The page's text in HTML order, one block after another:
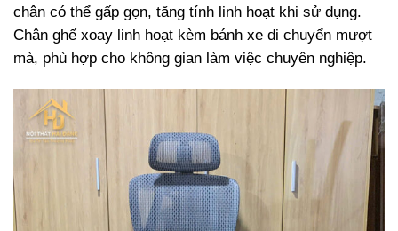
chân có thể gấp gọn, tăng tính linh hoạt khi sử dụng.
Chân ghế xoay linh hoạt kèm bánh xe di chuyển mượt
mà, phù hợp cho không gian làm việc chuyên nghiệp.